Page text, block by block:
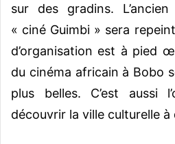
sur des gradins.
« ciné Guimbi » sera
d’organisation est à pied
du cinéma africain à Bobo
plus belles. C’est aussi
découvrir la ville culturelle à